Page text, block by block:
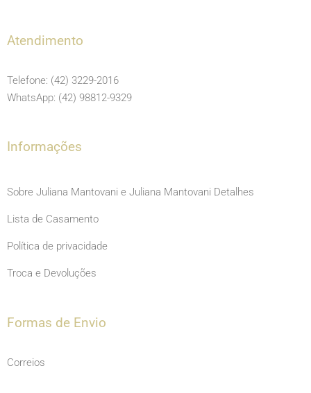
e
o
o
t
g
r
m
b
e
Atendimento
Telefone: (42) 3229-2016
WhatsApp: (42) 98812-9329
Informações
Sobre Juliana Mantovani e Juliana Mantovani Detalhes
Lista de Casamento
Política de privacidade
Troca e Devoluções
Formas de Envio
Correios